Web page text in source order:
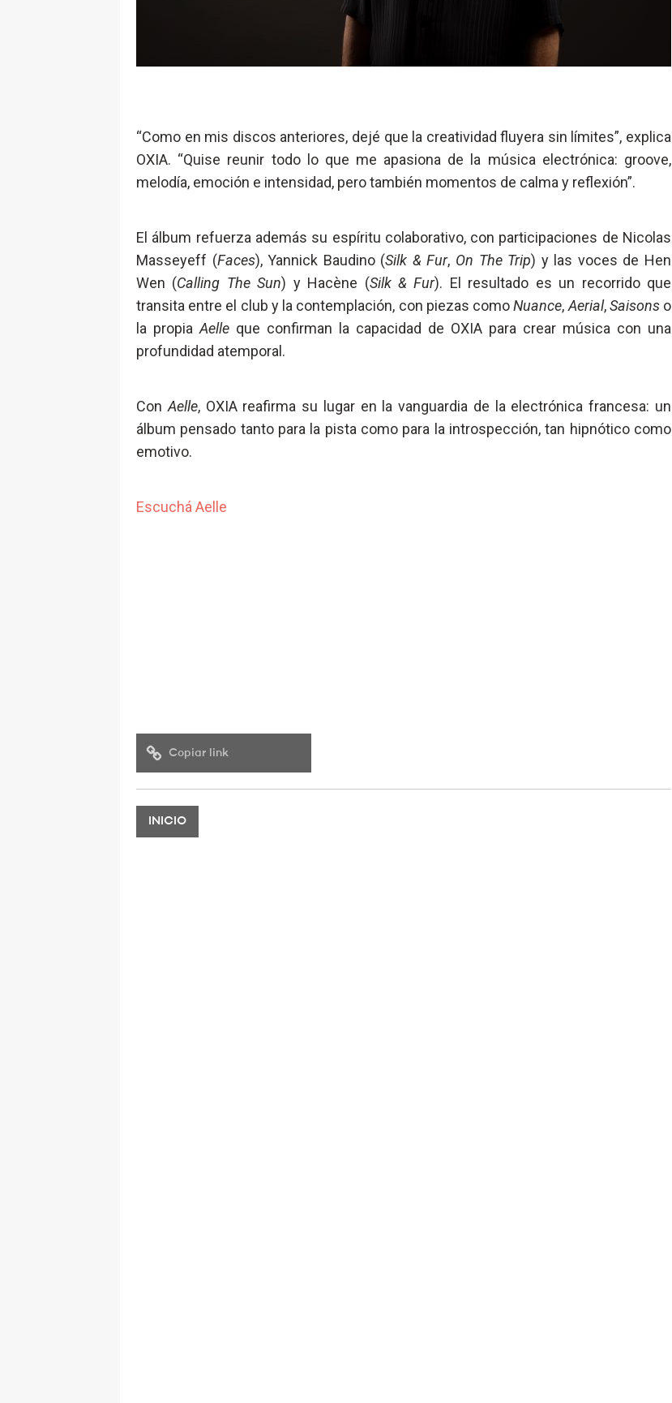
“Como en mis discos anteriores, dejé que la creatividad fluyera sin límites”, explica
OXIA. “Quise reunir todo lo que me apasiona de la música electrónica: groove,
melodía, emoción e intensidad, pero también momentos de calma y reflexión”.
El álbum refuerza además su espíritu colaborativo, con participaciones de Nicolas
Masseyeff (Faces), Yannick Baudino (Silk & Fur, On The Trip) y las voces de Hen
Wen (Calling The Sun) y Hacène (Silk & Fur). El resultado es un recorrido que
transita entre el club y la contemplación, con piezas comoNuance, Aerial,Saisonso
la propia Aelle que confirman la capacidad de OXIA para crear música con una
profundidad atemporal.
Con Aelle, OXIA reafirma su lugar en la vanguardia de la electrónica francesa: un
álbum pensado tanto para la pista como para la introspección, tan hipnótico como
emotivo.
Escuchá Aelle
Copiar link
INICIO